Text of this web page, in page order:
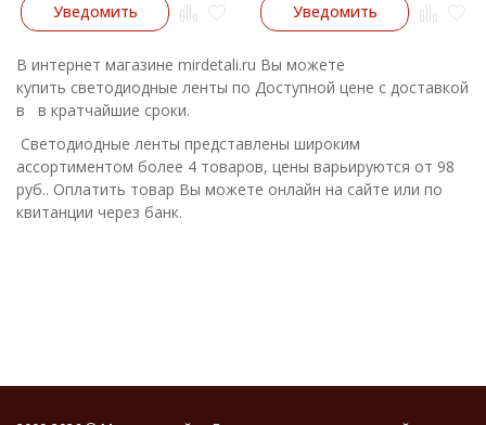
Уведомить Уведомить
В интернет магазине mirdetali.ru Вы можете
купить светодиодные ленты по Доступной цене с доставкой
в в кратчайшие сроки.
Светодиодные ленты представлены широким
ассортиментом более 4 товаров, цены варьируются от 98
руб.. Оплатить товар Вы можете онлайн на сайте или по
квитанции через банк.